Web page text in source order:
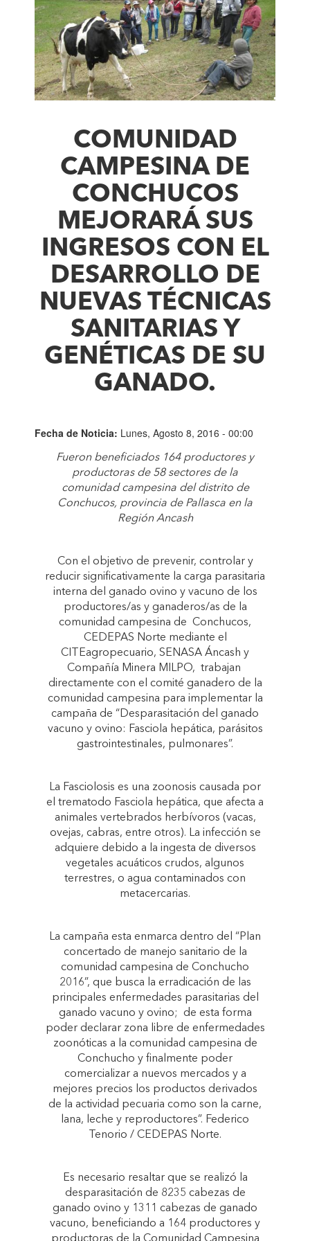
COMUNIDAD
CAMPESINA DE
CONCHUCOS
MEJORARÁ SUS
INGRESOS CON EL
DESARROLLO DE
NUEVAS TÉCNICAS
SANITARIAS Y
GENÉTICAS DE SU
GANADO.
Fecha de Noticia: Lunes, Agosto 8, 2016 - 00:00
Fueron beneficiados 164 productores y
productoras de 58 sectores de la
comunidad campesina del distrito de
Conchucos, provincia de Pallasca en la
Región Ancash
Con el objetivo de prevenir, controlar y
reducir significativamente la carga parasitaria
interna del ganado ovino y vacuno de los
productores/as y ganaderos/as de la
comunidad campesina de Conchucos,
CEDEPAS Norte mediante el
CITEagropecuario, SENASA Áncash y
Compañía Minera MILPO, trabajan
directamente con el comité ganadero de la
comunidad campesina para implementar la
campaña de “Desparasitación del ganado
vacuno y ovino: Fasciola hepática, parásitos
gastrointestinales, pulmonares”.
La Fasciolosis es una zoonosis causada por
el trematodo Fasciola hepática, que afecta a
animales vertebrados herbívoros (vacas,
ovejas, cabras, entre otros). La infección se
adquiere debido a la ingesta de diversos
vegetales acuáticos crudos, algunos
terrestres, o agua contaminados con
metacercarias.
La campaña esta enmarca dentro del “Plan
concertado de manejo sanitario de la
comunidad campesina de Conchucho
2016”, que busca la erradicación de las
principales enfermedades parasitarias del
ganado vacuno y ovino; de esta forma
poder declarar zona libre de enfermedades
zoonóticas a la comunidad campesina de
Conchucho y finalmente poder
comercializar a nuevos mercados y a
mejores precios los productos derivados
de la actividad pecuaria como son la carne,
lana, leche y reproductores”. Federico
Tenorio / CEDEPAS Norte.
Es necesario resaltar que se realizó la
desparasitación de 8235 cabezas de
ganado ovino y 1311 cabezas de ganado
vacuno, beneficiando a 164 productores y
productoras de la Comunidad Campesina